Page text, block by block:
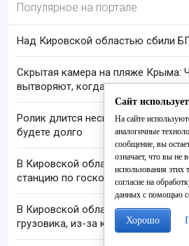
Популярное на портале
Над Кировской областью сбили
Скрытая камера на пляже Крыма:
вытворяют, когда их не видят...
Ролик длится несколько секунд,
будете долго
В Кировской области запустили
станцию по госконтракту
В Кировской области осуждён
грузовика, из-за которого в ДТП
Сайт
На сайте
аналогичные
сообщение, вы
означает, что вы не
использования этих
согласие на
данных с помощью
Хорошо